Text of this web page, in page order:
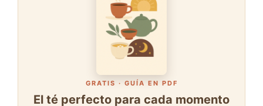
GRATIS · GUÍA EN PDF
El té perfecto para cada momento